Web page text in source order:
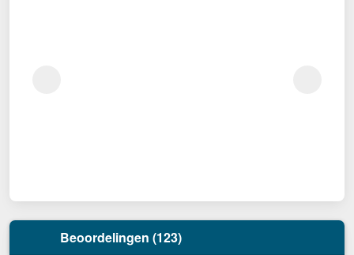
Beoordelingen (123)